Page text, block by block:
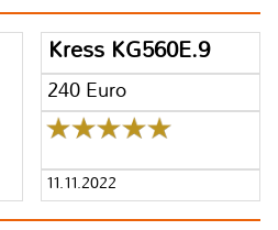
Kress KG560E.9
240 Euro
11.11.2022